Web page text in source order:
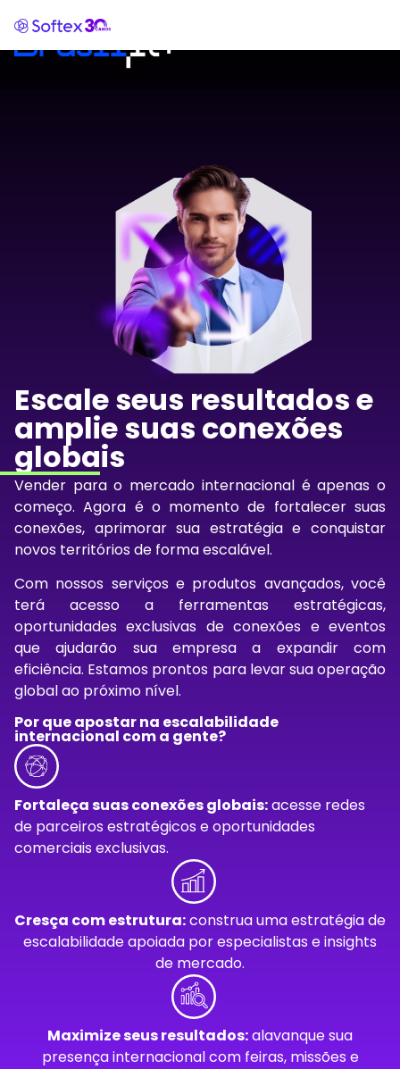
Escale seus resultados e
amplie suas conexões
globais
Vender para o mercado internacional é apenas o
começo. Agora é o momento de fortalecer suas
conexões, aprimorar sua estratégia e conquistar
novos territórios de forma escalável.
Com nossos serviços e produtos avançados, você
terá acesso a ferramentas estratégicas,
oportunidades exclusivas deconexões e eventos
que ajudarão sua empresa a expandir com
eficiência. Estamos prontos para levar sua operação
global ao próximo nível.
Por que apostar na escalabilidade
internacional com a gente?
Fortaleça suas conexões globais:acesse redes
de parceiros estratégicos e oportunidades
comerciais exclusivas.
Cresça com estrutura:construa uma estratégia de
escalabilidade apoiada por especialistas e insights
de mercado.
Maximize seus resultados:alavanque sua
presença internacional com feiras, missões e